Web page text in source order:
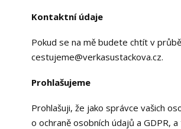
Kontaktní údaje
Pokud se na mě budete chtít v
cestujeme@verkasustackova.cz.
Prohlašujeme
Prohlašuji, že jako správce vašich
o ochraně osobních údajů a GDPR,